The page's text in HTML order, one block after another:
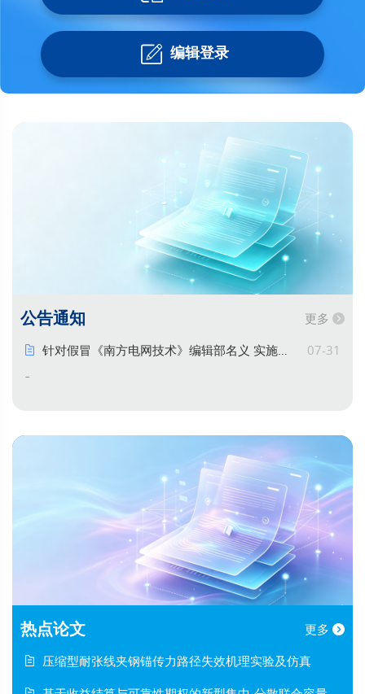
编辑登录
公告通知
更多
针对假冒《南方电网技术》编辑部名义 实施新型诈骗的声明
07-31
热点论文
更多
压缩型耐张线夹钢锚传力路径失效机理实验及仿真